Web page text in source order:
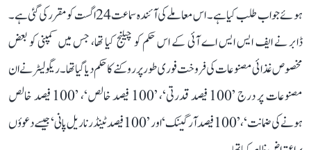
ہوئے جواب طلب کیا ہے۔ اس معاملے کی آئندہ سماعت 24 اگست کو مقرر کی گئی ہے۔
ڈابر نے ایف ایس ایس اے آئی کے اس حکم کو چیلنج کیا تھا، جس میں کمپنی کو بعض
مخصوص غذائی مصنوعات کی فروخت فوری طور پر روکنے کا حکم دیا گیا تھا۔ ریگولیٹر نے ان
مصنوعات پر درج ’100 فیصد قدرتی‘، ’100 فیصد خالص‘، ’100 فیصد خالص
ہونے کی ضمانت‘، ’100 فیصد آرگینک‘ اور ’100 فیصد ٹینڈر ناریل پانی‘ جیسے دعوؤں